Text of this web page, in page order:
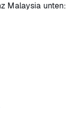
Malaysia unten: